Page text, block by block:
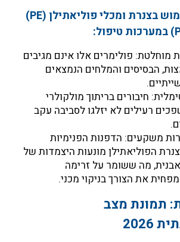
היתרונות של שימוש בצנרת ומכלי פוליאתילן (PE)
מוחלטת: פולימרים אלו אינם מגיבים
הבסיסים והמלחים הנמצאים
חיבורים בריתוך מולקולרי
רעילים לא יזלגו לסביבה עקב
משקעים: הדפנות הפנימיות
הפוליאתילן מונעות היצמדות של
מה ששומר על זרימה
את הצורך בניקוי מכני.
תמונת מצב